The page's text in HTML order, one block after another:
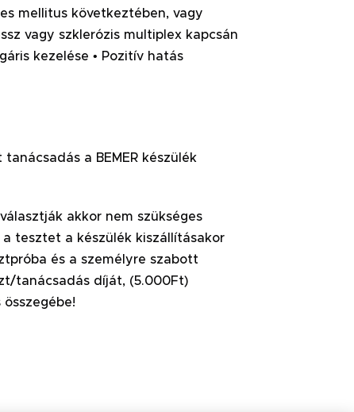
mellitus következtében, vagy
vagy szklerózis multiplex kapcsán
kezelése • Pozitív hatás
áll:
(ingyenes)
a BEMER készülék
akkor nem szükséges
tesztet a készülék kiszállításakor
és a személyre szabott
tanácsadás díját, (5.000Ft)